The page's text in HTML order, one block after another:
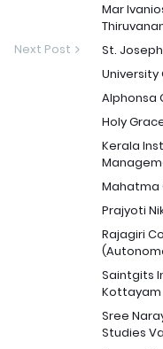
Next Post
Mar
St.
University
Alphonsa
Holy
Kerala
Mahatma
Prajyoti
Rajagiri
Saintgits
Kottayam
Sree
Studies